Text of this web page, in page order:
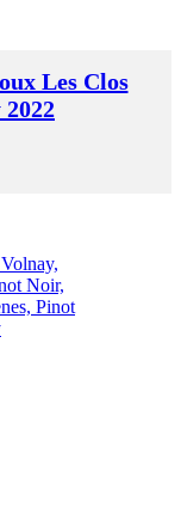
Les Clos
2022